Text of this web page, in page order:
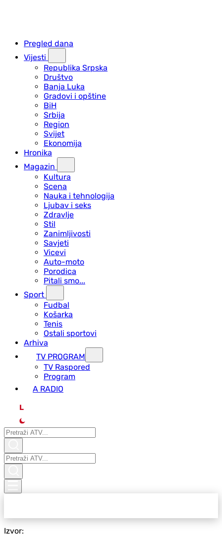
Pregled dana
Vijesti
Republika Srpska
Društvo
Banja Luka
Gradovi i opštine
BiH
Srbija
Region
Svijet
Ekonomija
Hronika
Magazin
Kultura
Scena
Nauka i tehnologija
Ljubav i seks
Zdravlje
Stil
Zanimljivosti
Savjeti
Vicevi
Auto-moto
Porodica
Pitali smo...
Sport
Fudbal
Košarka
Tenis
Ostali sportovi
Arhiva
TV PROGRAM
ТV Raspored
Program
A RADIO
L
Izvor: